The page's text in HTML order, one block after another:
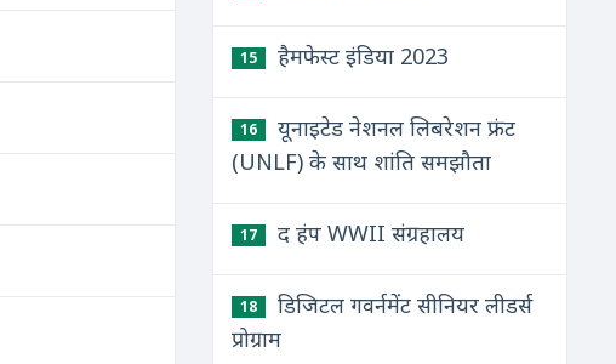
15 हैमफेस्ट इंडिया 2023
16
यूनाइटेड नेशनल लिबरेशन फ्रंट
(UNLF) के साथ शांति समझौता
17 द हंप WWII संग्रहालय
18
डिजिटल गवर्नमेंट सीनियर लीडर्स
प्रोग्राम